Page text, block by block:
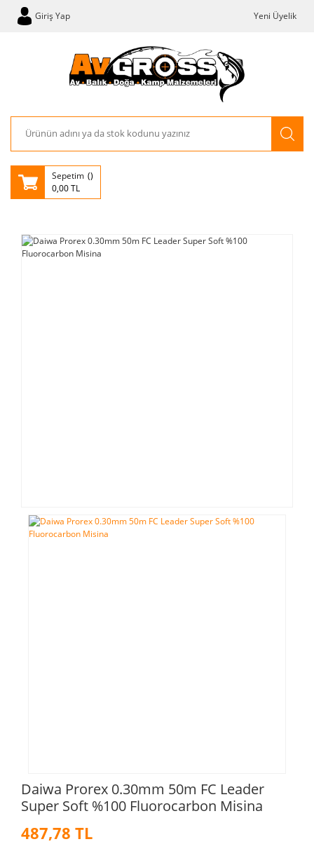
Giriş Yap Yeni Üyelik
Sepetim
0,00 TL
Daiwa Prorex 0.30mm 50m FC Leader
Super Soft %100 Fluorocarbon Misina
487,78 TL